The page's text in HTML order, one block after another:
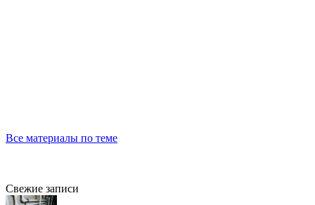
Все материалы по теме
Свежие записи